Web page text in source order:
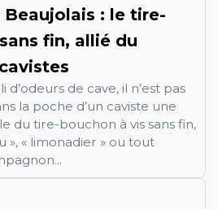
Beaujolais : le tire-
fin, allié du
de cave, il n’est pas
la poche d’un caviste une
du tire-bouchon à vis sans fin,
», « limonadier » ou tout